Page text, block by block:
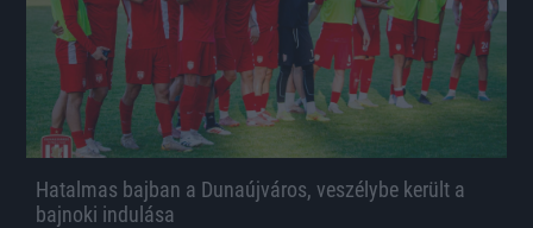
Hatalmas bajban a Dunaújváros, veszélybe került a
bajnoki indulása